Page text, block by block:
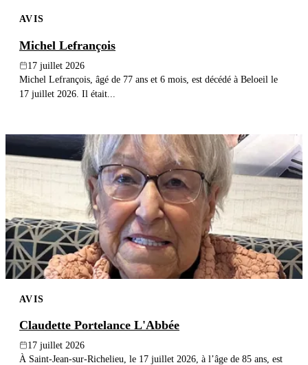
AVIS
Michel Lefrançois
17 juillet 2026
Michel Lefrançois, âgé de 77 ans et 6 mois, est décédé à Beloeil le
17 juillet 2026. Il était...
AVIS
Claudette Portelance L'Abbée
17 juillet 2026
À Saint-Jean-sur-Richelieu, le 17 juillet 2026, à l’âge de 85 ans, est